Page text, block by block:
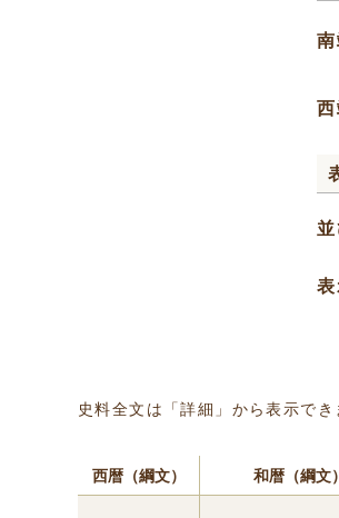
南
西
史料全文は「詳細」から表示で
西暦（綱文） 和暦（綱文）